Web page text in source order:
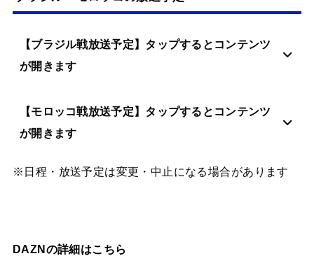
【ブラジル戦放送予定】タップするとコンテンツ
が開きます
【モロッコ戦放送予定】タップするとコンテンツ
が開きます
※日程・放送予定は変更・中止になる場合があります
DAZNの詳細はこちら